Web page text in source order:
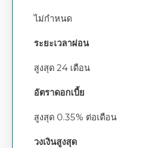
ไม่กำหนด
ระยะเวลาผ่อน
สูงสุด 24 เดือน
อัตราดอกเบี้ย
สูงสุด 0.35% ต่อเดือน
วงเงินสูงสุด